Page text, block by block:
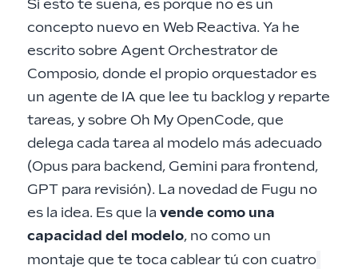
Si esto te suena, es porque no es un
concepto nuevo en Web Reactiva. Ya he
escrito sobre Agent Orchestrator de
Composio, donde el propio orquestador es
un agente de IA que lee tu backlog y reparte
tareas, y sobre Oh My OpenCode, que
delega cada tarea al modelo más adecuado
(Opus para backend, Gemini para frontend,
GPT para revisión). La novedad de Fugu no
es la idea. Es que la vende como una
capacidad del modelo, no como un
montaje que te toca cablear tú con cuatro